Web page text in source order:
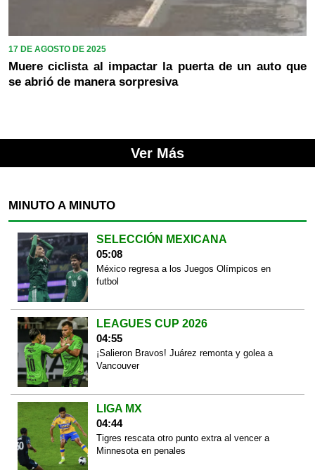
17 DE AGOSTO DE 2025
Muere ciclista al impactar la puerta de un auto que
se abrió de manera sorpresiva
Ver Más
MINUTO A MINUTO
SELECCIÓN MEXICANA
05:08
México regresa a los Juegos Olímpicos en
futbol
LEAGUES CUP 2026
04:55
¡Salieron Bravos! Juárez remonta y golea a
Vancouver
LIGA MX
04:44
Tigres rescata otro punto extra al vencer a
Minnesota en penales